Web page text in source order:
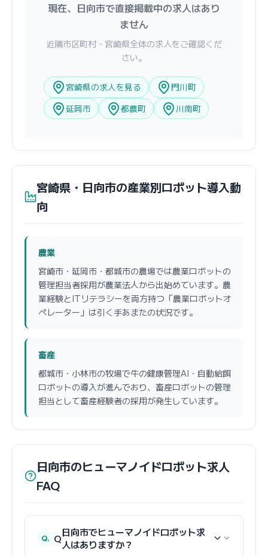
現在、日向市で直接掲載中の求人はあり
ません
近隣市区町村・宮崎県全体の求人をご確認くだ
さい。
宮崎県の求人を見る
門川町
延岡市
都農町 川南町
宮崎県・日向市の産業別ロボット導入動
向
農業
宮崎市・延岡市・都城市の農場では農業ロボットの
管理担当者採用が農業法人から出始めています。農
業経験とITリテラシーを両方持つ「農業ロボットオ
ペレーター」は引く手あまたの状況です。
畜産
都城市・小林市の牧場で牛の健康管理AI・自動給餌
ロボットの導入が進んでおり、畜産ロボットの管理
担当として畜産経験者の採用が発生しています。
日向市のヒューマノイドロボット求人
FAQ
Q日向市でヒューマノイドロボット求
人はありますか？